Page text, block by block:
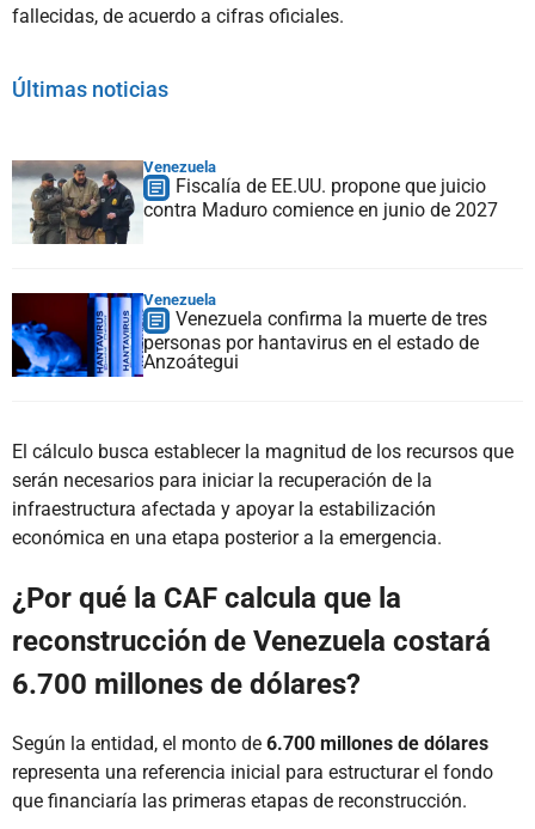
fallecidas, de acuerdo a cifras oficiales.
Últimas noticias
Venezuela
Fiscalía de EE.UU. propone que juicio
contra Maduro comience en junio de 2027
Venezuela
Venezuela confirma la muerte de tres
personas por hantavirus en el estado de
Anzoátegui
El cálculo busca establecer la magnitud de los recursos que
serán necesarios para iniciar la recuperación de la
infraestructura afectada y apoyar la estabilización
económica en una etapa posterior a la emergencia.
¿Por qué la CAF calcula que la
reconstrucción de Venezuela costará
6.700 millones de dólares?
Según la entidad, el monto de 6.700 millones de dólares
representa una referencia inicial para estructurar el fondo
que financiaría las primeras etapas de reconstrucción.